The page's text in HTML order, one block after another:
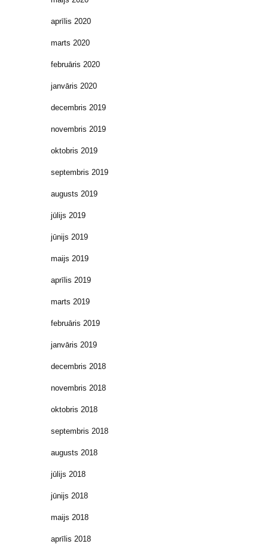
aprīlis 2020
marts 2020
februāris 2020
janvāris 2020
decembris 2019
novembris 2019
oktobris 2019
septembris 2019
augusts 2019
jūlijs 2019
jūnijs 2019
maijs 2019
aprīlis 2019
marts 2019
februāris 2019
janvāris 2019
decembris 2018
novembris 2018
oktobris 2018
septembris 2018
augusts 2018
jūlijs 2018
jūnijs 2018
maijs 2018
aprīlis 2018